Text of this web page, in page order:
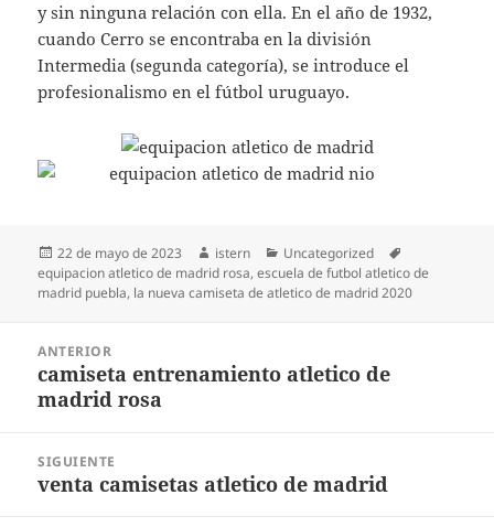
y sin ninguna relación con ella. En el año de 1932,
cuando Cerro se encontraba en la división
Intermedia (segunda categoría), se introduce el
profesionalismo en el fútbol uruguayo.
Publicado
el
22 de mayo de 2023 Autor
istern Categorías
Uncategorized
equipacion atletico de madrid rosa,escuela de futbol atletico de
madrid puebla, la nueva camiseta de atletico de madrid 2020
entradas
ANTERIOR
Entrada
anterior:
camiseta entrenamiento atletico de
madrid rosa
SIGUIENTE
Entrada
venta camisetas atletico de madrid